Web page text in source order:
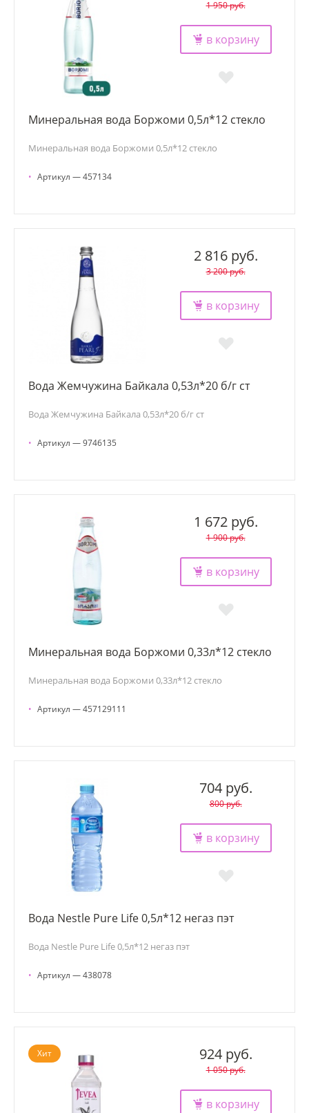
1 950 руб.
в корзину
Минеральная вода Боржоми 0,5л*12 стекло
Минеральная вода Боржоми 0,5л*12 стекло
• Артикул — 457134
2 816 руб.
3 200 руб.
в корзину
Вода Жемчужина Байкала 0,53л*20 б/г ст
Вода Жемчужина Байкала 0,53л*20 б/г ст
• Артикул — 9746135
1 672 руб.
1 900 руб.
в корзину
Минеральная вода Боржоми 0,33л*12 стекло
Минеральная вода Боржоми 0,33л*12 стекло
• Артикул — 457129111
704 руб.
800 руб.
в корзину
Вода Nestle Pure Life 0,5л*12 негаз пэт
Вода Nestle Pure Life 0,5л*12 негаз пэт
• Артикул — 438078
Хит 924 руб.
1 050 руб.
в корзину